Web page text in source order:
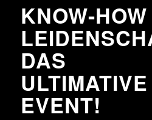
KNOW-
DAS
EVENT!